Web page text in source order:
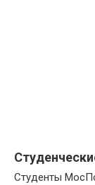
Студенты